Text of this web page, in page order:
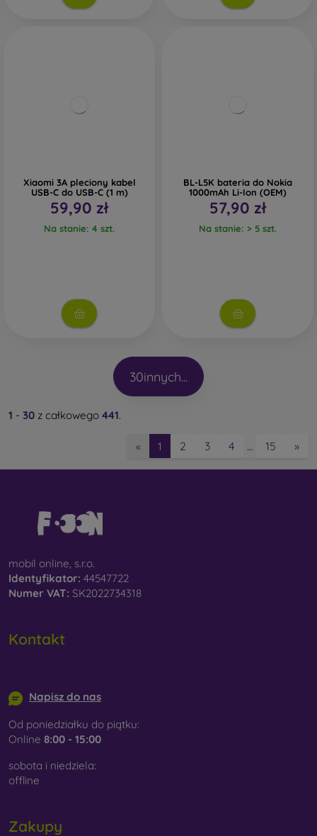
Xiaomi 3A pleciony kabel
USB-C do USB-C (1 m)
59,90 zł
Na stanie: 4 szt.
BL-L5K bateria do Nokia
1000mAh Li-Ion (OEM)
57,90 zł
Na stanie: > 5 szt.
30innych...
1 - 30 z całkowego 441.
« 1 2 3 4 … 15 »
mobil online, s.r.o.
Identyfikator: 44547722
Numer VAT: SK2022734318
Kontakt
Napisz do nas
Od poniedziałku do piątku:
Online 8:00 - 15:00
sobota i niedziela:
offline
Zakupy